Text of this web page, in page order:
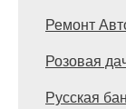
Ремонт
Розовая
Русская